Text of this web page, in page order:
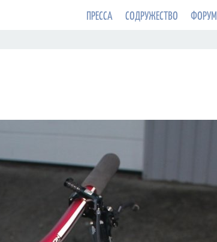
ПРЕССА СОДРУЖЕСТВО ФОРУМ